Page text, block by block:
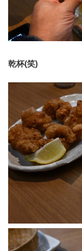
乾杯(笑)